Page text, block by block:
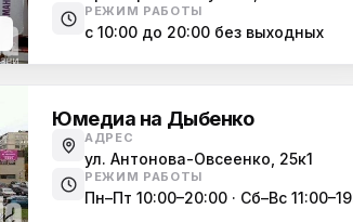
РЕЖИМ РАБОТЫ
с 10:00 до 20:00 без выходных
Юмедиа на Дыбенко
АДРЕС
ул. Антонова-Овсеенко, 25к1
РЕЖИМ РАБОТЫ
Пн–Пт 10:00–20:00 · Сб–Вс